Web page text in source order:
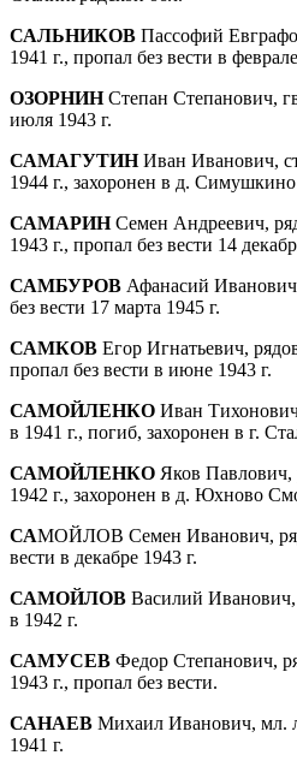
САЛЬНИКОВ Пассофий
1941 г., пропал без вести в
ОЗОРНИНСтепан Степанович,
июля 1943 г.
САМАГУТИНИван Иванович,
1944 г., захоронен в д.
САМАРИНСемен Андреевич,
1943 г., пропал без вести 14
САМБУРОВ Афанасий
без вести 17 марта 1945 г.
САМКОВ Егор Игнатьевич,
пропал без вести в июне 1943 г.
САМОЙЛЕНКО Иван
в 1941 г., погиб, захоронен в г.
САМОЙЛЕНКО Яков Павлович,
1942 г., захоронен в д. Юхново
САМОЙЛОВ Семен Иванович,
вести в декабре 1943 г.
САМОЙЛОВ Василий Иванович,
в 1942 г.
САМУСЕВ Федор Степанович,
1943 г., пропал без вести.
САНАЕВ Михаил Иванович, мл.
1941 г.